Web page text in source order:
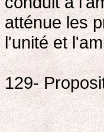
atténue les
l'unité et
129-